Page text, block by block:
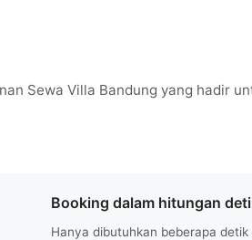
Sewa Villa Bandung yang hadir
Booking dalam hitungan
Hanya dibutuhkan beberapa